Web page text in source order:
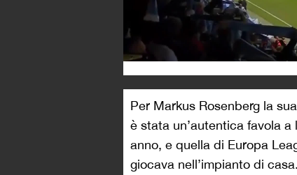
Per Markus Rosenberg la
è stata un’autentica favola
anno, e quella di Europa
giocava nell’impianto di